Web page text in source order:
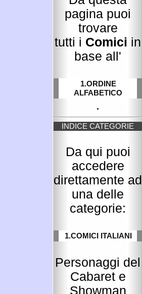
pagina puoi
trovare
tutti i Comici in
base all'
1.ORDINE
ALFABETICO
.
INDICE CATEGORIE
Da qui puoi
accedere
direttamente ad
una delle
categorie:
1.COMICI ITALIANI
Personaggi del
Cabaret e
Showman